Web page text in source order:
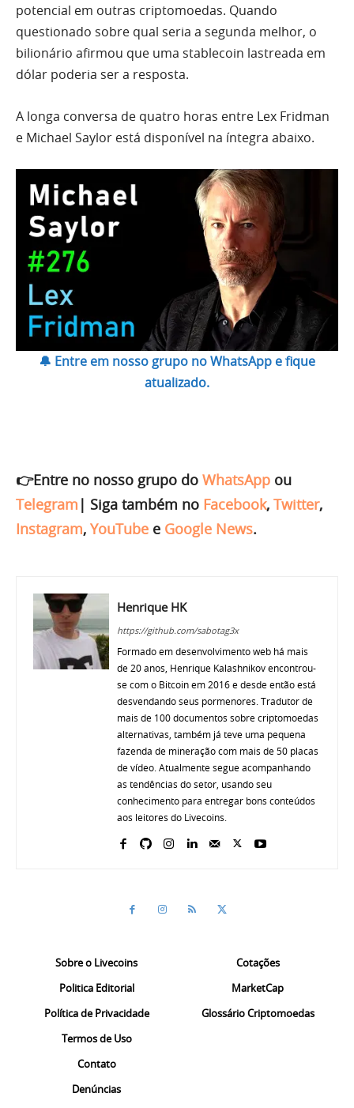
potencial em outras criptomoedas. Quando
questionado sobre qual seria a segunda melhor, o
bilionário afirmou que uma stablecoin lastreada em
dólar poderia ser a resposta.
A longa conversa de quatro horas entre Lex Fridman
e Michael Saylor está disponível na íntegra abaixo.
🔔 Entre em nosso grupo no WhatsApp e fique
atualizado.
👉Entre no nosso grupo do WhatsApp ou
Telegram | Siga também no Facebook, Twitter,
Instagram, YouTube e Google News.
Henrique HK
https://github.com/sabotag3x
Formado em desenvolvimento web há mais
de 20 anos, Henrique Kalashnikov encontrou-
se com o Bitcoin em 2016 e desde então está
desvendando seus pormenores. Tradutor de
mais de 100 documentos sobre criptomoedas
alternativas, também já teve uma pequena
fazenda de mineração com mais de 50 placas
de vídeo. Atualmente segue acompanhando
as tendências do setor, usando seu
conhecimento para entregar bons conteúdos
aos leitores do Livecoins.
Sobre o Livecoins
Politica Editorial
Política de Privacidade
Termos de Uso
Contato
Denúncias
Cotações
MarketCap
Glossário Criptomoedas